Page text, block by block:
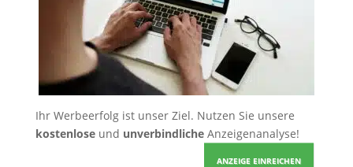
Ihr Werbeerfolg ist unser Ziel. Nutzen Sie unsere
kostenloseund unverbindlicheAnzeigenanalyse!
ANZEIGE EINREICHEN